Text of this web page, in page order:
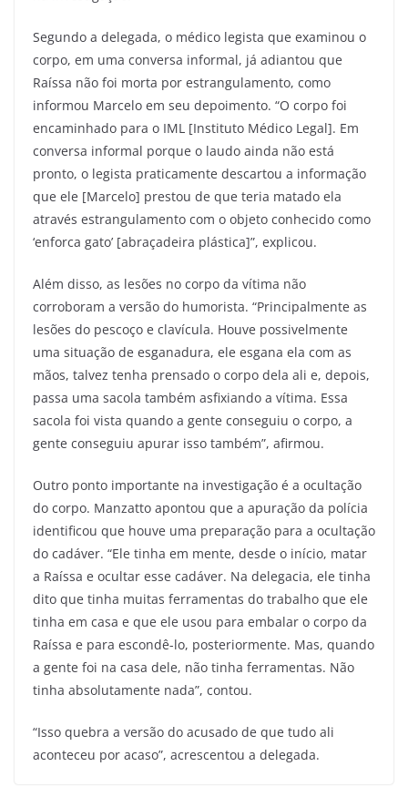
Segundo a delegada, o médico legista que examinou o
corpo, em uma conversa informal, já adiantou que
Raíssa não foi morta por estrangulamento, como
informou Marcelo em seu depoimento. “O corpo foi
encaminhado para o IML [Instituto Médico Legal]. Em
conversa informal porque o laudo ainda não está
pronto, o legista praticamente descartou a informação
que ele [Marcelo] prestou de que teria matado ela
através estrangulamento com o objeto conhecido como
‘enforca gato’ [abraçadeira plástica]”, explicou.
Além disso, as lesões no corpo da vítima não
corroboram a versão do humorista. “Principalmente as
lesões do pescoço e clavícula. Houve possivelmente
uma situação de esganadura, ele esgana ela com as
mãos, talvez tenha prensado o corpo dela ali e, depois,
passa uma sacola também asfixiando a vítima. Essa
sacola foi vista quando a gente conseguiu o corpo, a
gente conseguiu apurar isso também”, afirmou.
Outro ponto importante na investigação é a ocultação
do corpo. Manzatto apontou que a apuração da polícia
identificou que houve uma preparação para a ocultação
do cadáver. “Ele tinha em mente, desde o início, matar
a Raíssa e ocultar esse cadáver. Na delegacia, ele tinha
dito que tinha muitas ferramentas do trabalho que ele
tinha em casa e que ele usou para embalar o corpo da
Raíssa e para escondê-lo, posteriormente. Mas, quando
a gente foi na casa dele, não tinha ferramentas. Não
tinha absolutamente nada”, contou.
“Isso quebra a versão do acusado de que tudo ali
aconteceu por acaso”, acrescentou a delegada.